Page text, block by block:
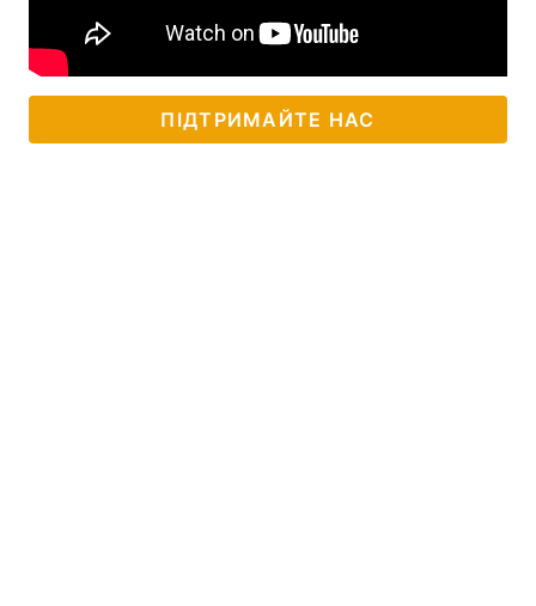
ПІДТРИМАЙТЕ НАС